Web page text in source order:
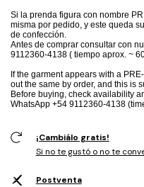
Si la prenda figura con nombre
misma por pedido, y este queda
de confección.
Antes de comprar consultar con
9112360-4138 ( tiempo aprox. ~
If the garment appears with a
out the same by order, and this is
Before buying, check availability
WhatsApp +54 9112360-4138
¡Cambiálo gratis!
Si no te gustó o no te
Postventa